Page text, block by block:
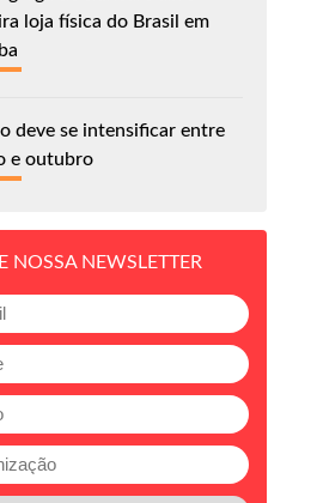
loja física do Brasil em
deve se intensificar entre
e outubro
NOSSA NEWSLETTER